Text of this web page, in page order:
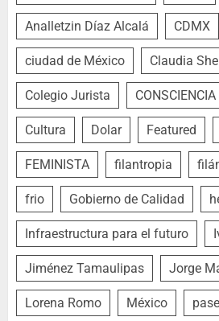
Analletzin Díaz Alcalá CDMX
ciudad de México Claudia
Colegio Jurista CONSCIENCIA
Cultura Dolar Featured
FEMINISTA filantropia
frio Gobierno de Calidad
Infraestructura para el futuro
Jiménez Tamaulipas Jorge
Lorena Romo México